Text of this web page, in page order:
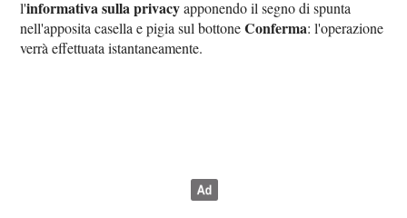
l'informativa sulla privacyapponendo il segno di spunta
nell'apposita casella e pigia sul bottoneConferma: l'operazione
verrà effettuata istantaneamente.